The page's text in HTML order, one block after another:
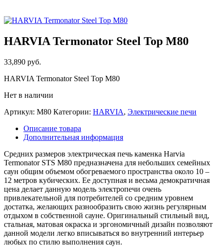
HARVIA Termonator Steel Top M80
33,890 руб.
HARVIA Termonator Steel Top M80
Нет в наличии
Артикул: M80 Категории: HARVIA, Электрические печи
Описание товара
Дополнительная информация
Средних размеров электрическая печь каменка Harvia
Termonator STS M80 предназначена для небольших семейных
саун общим объемом обогреваемого пространства около 10 –
12 метров кубических. Ее доступная и весьма демократичная
цена делает данную модель электропечи очень
привлекательной для потребителей со средним уровнем
достатка, желающих разнообразить свою жизнь регулярным
отдыхом в собственной сауне. Оригинальный стильный вид,
стальная, матовая окраска и эргономичный дизайн позволяют
данной модели легко вписываться во внутренний интерьер
любых по стилю выполнения саун.